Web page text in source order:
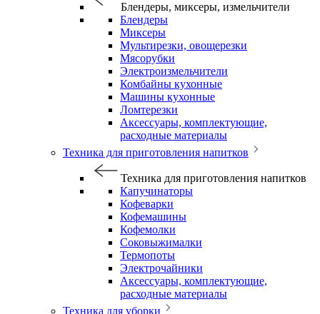
Блендеры, миксеры, измельчители
Блендеры
Миксеры
Мультирезки, овощерезки
Мясорубки
Электроизмельчители
Комбайны кухонные
Машины кухонные
Ломтерезки
Аксессуары, комплектующие,
расходные материалы
Техника для приготовления напитков
Техника для приготовления напитков
Капучинаторы
Кофеварки
Кофемашины
Кофемолки
Соковыжималки
Термопоты
Электрочайники
Аксессуары, комплектующие,
расходные материалы
Техника для уборки